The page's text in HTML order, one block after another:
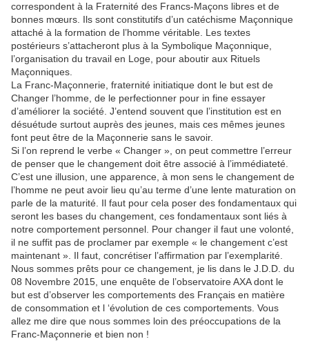
correspondent à la Fraternité des Francs-Maçons libres et de
bonnes mœurs. Ils sont constitutifs d’un catéchisme Maçonnique
attaché à la formation de l’homme véritable. Les textes
postérieurs s’attacheront plus à la Symbolique Maçonnique,
l’organisation du travail en Loge, pour aboutir aux Rituels
Maçonniques.
La Franc-Maçonnerie, fraternité initiatique dont le but est de
Changer l’homme, de le perfectionner pour in fine essayer
d’améliorer la société. J’entend souvent que l’institution est en
désuétude surtout auprès des jeunes, mais ces mêmes jeunes
font peut être de la Maçonnerie sans le savoir.
Si l’on reprend le verbe « Changer », on peut commettre l’erreur
de penser que le changement doit être associé à l’immédiateté.
C’est une illusion, une apparence, à mon sens le changement de
l’homme ne peut avoir lieu qu’au terme d’une lente maturation on
parle de la maturité. Il faut pour cela poser des fondamentaux qui
seront les bases du changement, ces fondamentaux sont liés à
notre comportement personnel. Pour changer il faut une volonté,
il ne suffit pas de proclamer par exemple « le changement c’est
maintenant ». Il faut, concrétiser l’affirmation par l’exemplarité.
Nous sommes prêts pour ce changement, je lis dans le J.D.D. du
08 Novembre 2015, une enquête de l’observatoire AXA dont le
but est d’observer les comportements des Français en matière
de consommation et l ‘évolution de ces comportements. Vous
allez me dire que nous sommes loin des préoccupations de la
Franc-Maçonnerie et bien non !